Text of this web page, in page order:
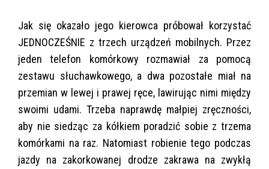
Jak się okazało jego kierowca próbował korzystać
JEDNOCZEŚNIE z trzech urządzeń mobilnych. Przez
jeden telefon komórkowy rozmawiał za pomocą
zestawu słuchawkowego, a dwa pozostałe miał na
przemian w lewej i prawej ręce, lawirując nimi między
swoimi udami. Trzeba naprawdę małpiej zręczności,
aby nie siedząc za kółkiem poradzić sobie z trzema
komórkami na raz. Natomiast robienie tego podczas
jazdy na zakorkowanej drodze zakrawa na zwykłą